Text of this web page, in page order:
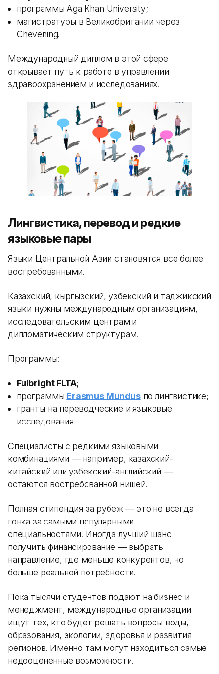
программы Aga Khan University;
магистратуры в Великобритании через
Chevening.
Международный диплом в этой сфере
открывает путь к работе в управлении
здравоохранением и исследованиях.
Лингвистика, перевод и редкие
языковые пары
Языки Центральной Азии становятся все более
востребованными.
Казахский, кыргызский, узбекский и таджикский
языки нужны международным организациям,
исследовательским центрам и
дипломатическим структурам.
Программы:
Fulbright FLTA;
программы Erasmus Mundusпо лингвистике;
гранты на переводческие и языковые
исследования.
Специалисты с редкими языковыми
комбинациями — например, казахский-
китайский или узбекский-английский —
остаются востребованной нишей.
Полная стипендия за рубеж — это не всегда
гонка за самыми популярными
специальностями. Иногда лучший шанс
получить финансирование — выбрать
направление, где меньше конкурентов, но
больше реальной потребности.
Пока тысячи студентов подают на бизнес и
менеджмент, международные организации
ищут тех, кто будет решать вопросы воды,
образования, экологии, здоровья и развития
регионов. Именно там могут находиться самые
недооцененные возможности.